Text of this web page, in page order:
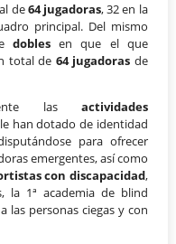
de64 jugadoras, 32 en la
principal. Del mismo
dobles en que el que
total de 64 jugadoras de
las actividades
han dotado de identidad
para ofrecer
emergentes, así como
con discapacidad,
la 1ª academia de blind
las personas ciegas y con